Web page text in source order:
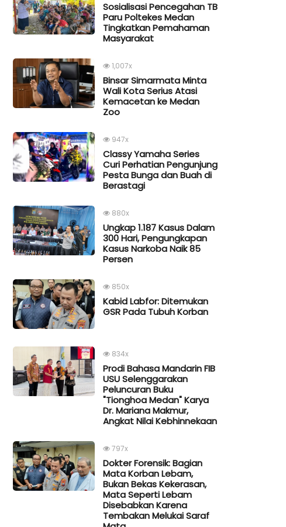
Sosialisasi Pencegahan TB
Paru Poltekes Medan
Tingkatkan Pemahaman
Masyarakat
1,007x
Binsar Simarmata Minta
Wali Kota Serius Atasi
Kemacetan ke Medan
Zoo
947x
Classy Yamaha Series
Curi Perhatian Pengunjung
Pesta Bunga dan Buah di
Berastagi
880x
Ungkap 1.187 Kasus Dalam
300 Hari, Pengungkapan
Kasus Narkoba Naik 85
Persen
850x
Kabid Labfor: Ditemukan
GSR Pada Tubuh Korban
834x
Prodi Bahasa Mandarin FIB
USU Selenggarakan
Peluncuran Buku
"Tionghoa Medan" Karya
Dr. Mariana Makmur,
Angkat Nilai Kebhinnekaan
797x
Dokter Forensik: Bagian
Mata Korban Lebam,
Bukan Bekas Kekerasan,
Mata Seperti Lebam
Disebabkan Karena
Tembakan Melukai Saraf